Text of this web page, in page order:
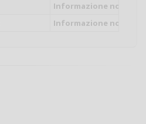
Informazione non
Informazione non